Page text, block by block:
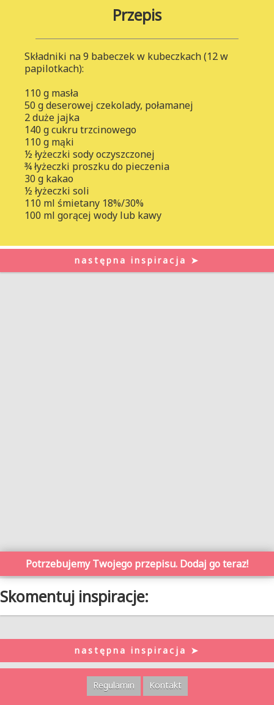
Przepis
Składniki na 9 babeczek w kubeczkach (12 w
papilotkach):
110 g masła
50 g deserowej czekolady, połamanej
2 duże jajka
140 g cukru trzcinowego
110 g mąki
½ łyżeczki sody oczyszczonej
¾ łyżeczki proszku do pieczenia
30 g kakao
½ łyżeczki soli
110 ml śmietany 18%/30%
100 ml gorącej wody lub kawy
następna inspiracja ➤
Potrzebujemy Twojego przepisu. Dodaj go teraz!
Skomentuj inspiracje:
następna inspiracja ➤
Regulamin Kontakt